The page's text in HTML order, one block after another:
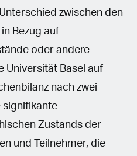
zwischen den
Bezug auf
oder andere
Universität Basel auf
nach zwei
signifikante
Zustands der
und Teilnehmer, die